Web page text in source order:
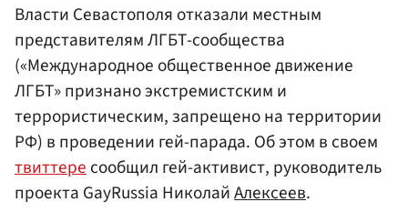
Власти Севастополя отказали местным
представителям ЛГБТ-сообщества
(«Международное общественное движение
ЛГБТ» признано экстремистским и
террористическим, запрещено на территории
РФ) в проведении гей-парада. Об этом в своем
твиттересообщил гей-активист, руководитель
проекта GayRussia НиколайАлексеев.